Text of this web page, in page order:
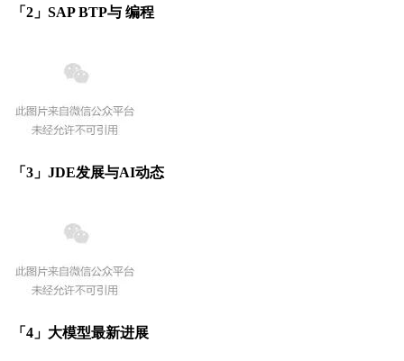
「2」SAP BTP与 编程
「3」JDE发展与AI动态
「4」大模型最新进展